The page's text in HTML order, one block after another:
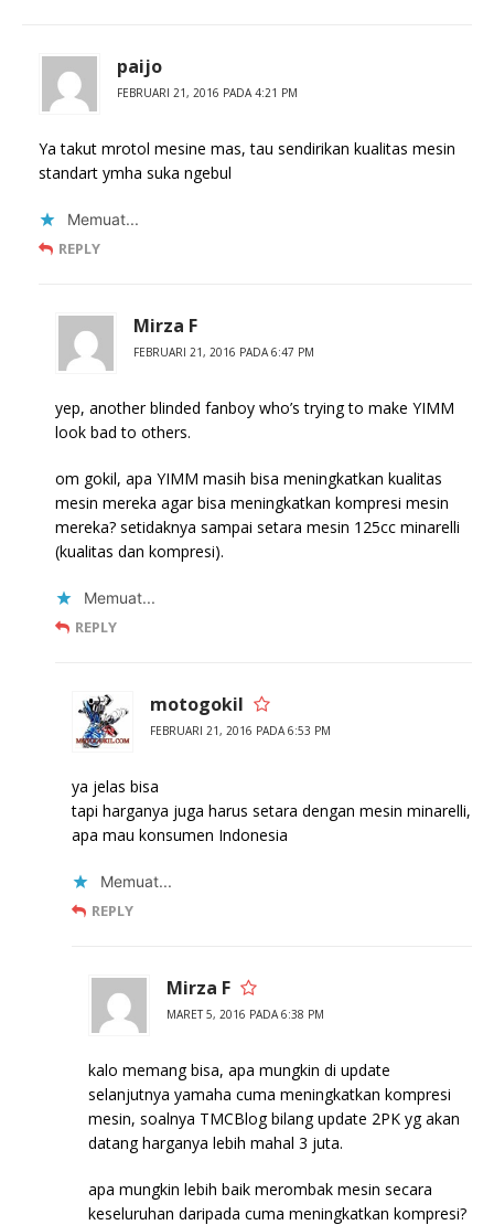
paijo
FEBRUARI 21, 2016 PADA 4:21 PM
Ya takut mrotol mesine mas, tau sendirikan kualitas mesin
standart ymha suka ngebul
Memuat...
REPLY
Mirza F
FEBRUARI 21, 2016 PADA 6:47 PM
yep, another blinded fanboy who’s trying to make YIMM
look bad to others.
om gokil, apa YIMM masih bisa meningkatkan kualitas
mesin mereka agar bisa meningkatkan kompresi mesin
mereka? setidaknya sampai setara mesin 125cc minarelli
(kualitas dan kompresi).
Memuat...
REPLY
motogokil
FEBRUARI 21, 2016 PADA 6:53 PM
ya jelas bisa
tapi harganya juga harus setara dengan mesin minarelli,
apa mau konsumen Indonesia
Memuat...
REPLY
Mirza F
MARET 5, 2016 PADA 6:38 PM
kalo memang bisa, apa mungkin di update
selanjutnya yamaha cuma meningkatkan kompresi
mesin, soalnya TMCBlog bilang update 2PK yg akan
datang harganya lebih mahal 3 juta.
apa mungkin lebih baik merombak mesin secara
keseluruhan daripada cuma meningkatkan kompresi?